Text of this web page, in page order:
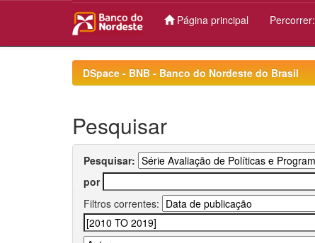
Página principal Percorrer:
DSpace - BNB - Banco do Nordeste do Brasil
Pesquisar
Pesquisar:
por
Filtros correntes: